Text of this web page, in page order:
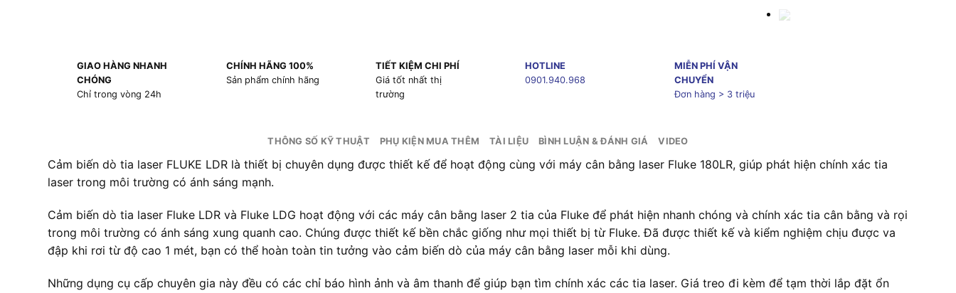
GIAO HÀNG NHANH
CHÓNG
Chỉ trong vòng 24h
CHÍNH HÃNG 100%
Sản phẩm chính hãng
TIẾT KIỆM CHI PHÍ
Giá tốt nhất thị
trường
HOTLINE
0901.940.968
MIỄN PHÍ VẬN
CHUYỂN
Đơn hàng > 3 triệu
THÔNG SỐ KỸ THUẬT PHỤ KIỆN MUA THÊM TÀI LIỆU BÌNH LUẬN & ĐÁNH GIÁ VIDEO
Cảm biến dò tia laser FLUKE LDR là thiết bị chuyên dụng được thiết kế để hoạt động cùng với máy cân bằng laser Fluke 180LR, giúp phát hiện chính xác tia
laser trong môi trường có ánh sáng mạnh.
Cảm biến dò tia laser Fluke LDR và Fluke LDG hoạt động với các máy cân bằng laser 2 tia của Fluke để phát hiện nhanh chóng và chính xác tia cân bằng và rọi
trong môi trường có ánh sáng xung quanh cao. Chúng được thiết kế bền chắc giống như mọi thiết bị từ Fluke. Đã được thiết kế và kiểm nghiệm chịu được va
đập khi rơi từ độ cao 1 mét, bạn có thể hoàn toàn tin tưởng vào cảm biến dò của máy cân bằng laser mỗi khi dùng.
Những dụng cụ cấp chuyên gia này đều có các chỉ báo hình ảnh và âm thanh để giúp bạn tìm chính xác các tia laser. Giá treo đi kèm để tạm thời lắp đặt ổn